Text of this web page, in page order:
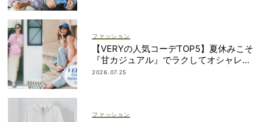
ファッション
【VERYの人気コーデTOP5】夏休みこそ
『甘カジュアル』でラクしてオシャレ！
｜7/1〜10
2026.07.25
ファッション